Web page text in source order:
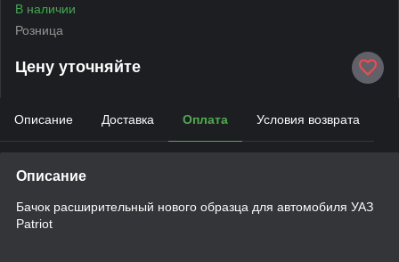
В наличии
Розница
Цену уточняйте
Описание Доставка Оплата Условия возврата
Описание
Бачок расширительный нового образца для автомобиля УАЗ
Patriot